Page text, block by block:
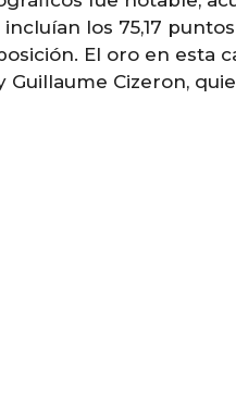
los 75,17
El oro en esta
Cizeron,